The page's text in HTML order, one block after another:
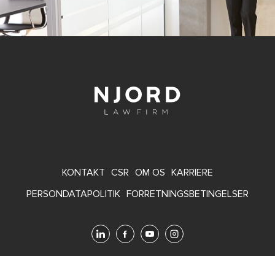
FOOTER
MENU
KONTAKT CSR OM OS KARRIERE
PERSONDATAPOLITIK FORRETNINGSBETINGELSER